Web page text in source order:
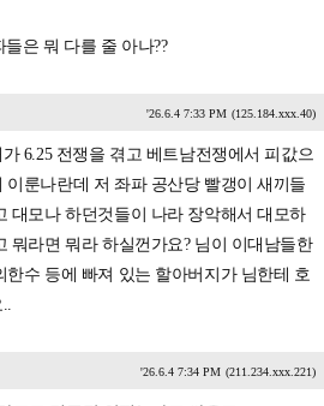
은 뭐 다를 줄 아나??
'26.6.4 7:33 PM (125.184.xxx.40)
6.25 전쟁을 겪고 베트남전쟁에서 피값으
이룬나란데 저 좌파 공산당 빨갱이 새끼들
대모나 하던것들이 나라 장악해서 대모하
뭐라면 뭐라 하실껀가요? 님이 이대남들한
수 등에 빠져 있는 할아버지가 님한테 호
'26.6.4 7:34 PM (211.234.xxx.221)